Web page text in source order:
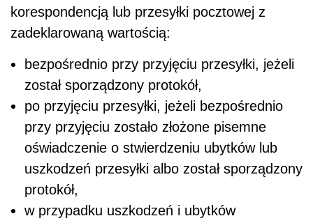
korespondencją lub przesyłki pocztowej z
zadeklarowaną wartością:
bezpośrednio przy przyjęciu przesyłki, jeżeli
został sporządzony protokół,
po przyjęciu przesyłki, jeżeli bezpośrednio
przy przyjęciu zostało złożone pisemne
oświadczenie o stwierdzeniu ubytków lub
uszkodzeń przesyłki albo został sporządzony
protokół,
w przypadku uszkodzeń i ubytków